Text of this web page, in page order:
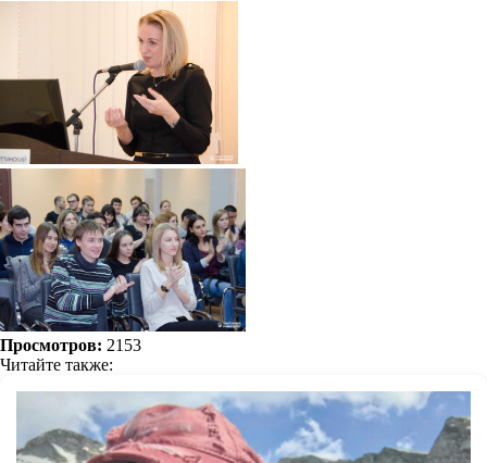
Просмотров: 2153
Читайте также: